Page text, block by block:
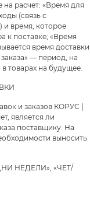
расчет: «Время для
(связь с
и время, которое
к поставке; «Время
время доставки
— период, на
товарах на будущее.
и заказов КОРУС |
является ли
поставщику. На
выносить
НЕДЕЛИ», «ЧЕТ/